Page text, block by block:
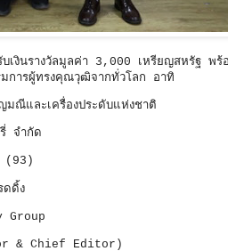
เงินรางวัลมูลค่า 3,000 เหรียญสหรัฐ พร้
การผู้ทรงคุณวุฒิจากทั่วโลก อาทิ
ณีและเครื่องประดับแห่งชาติ
จำกัด
(93)
ดดิ้ง
Group
& Chief Editor)